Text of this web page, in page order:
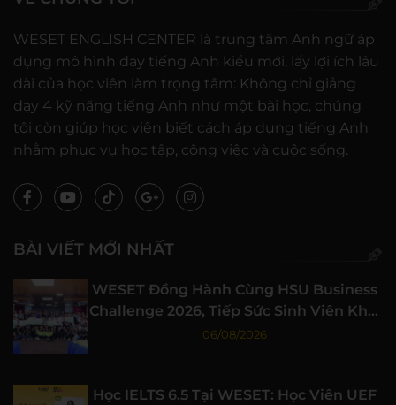
WESET ENGLISH CENTER là trung tâm Anh ngữ áp
dụng mô hình dạy tiếng Anh kiểu mới, lấy lợi ích lâu
dài của học viên làm trọng tâm: Không chỉ giảng
dạy 4 kỹ năng tiếng Anh như một bài học, chúng
tôi còn giúp học viên biết cách áp dụng tiếng Anh
nhằm phục vụ học tập, công việc và cuộc sống.
BÀI VIẾT MỚI NHẤT
WESET Đồng Hành Cùng HSU Business
Challenge 2026, Tiếp Sức Sinh Viên Khởi
Nghiệp
06/08/2026
Học IELTS 6.5 Tại WESET: Học Viên UEF